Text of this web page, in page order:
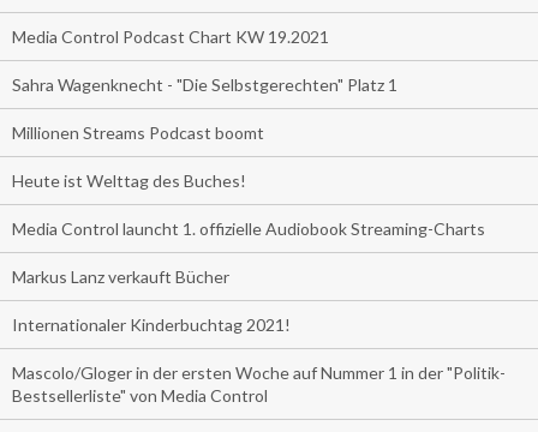
Media Control Podcast Chart KW 19.2021
Sahra Wagenknecht - "Die Selbstgerechten" Platz 1
Millionen Streams Podcast boomt
Heute ist Welttag des Buches!
Media Control launcht 1. offizielle Audiobook Streaming-Charts
Markus Lanz verkauft Bücher
Internationaler Kinderbuchtag 2021!
Mascolo/Gloger in der ersten Woche auf Nummer 1 in der "Politik-
Bestsellerliste" von Media Control